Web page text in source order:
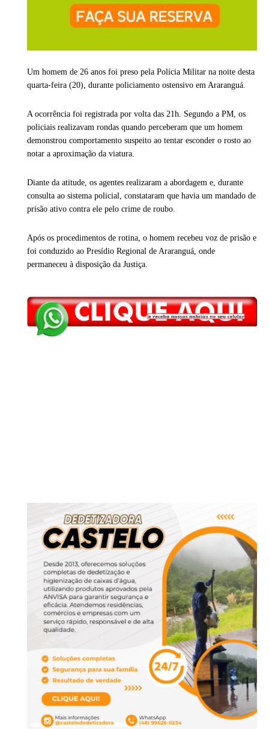
Um homem de 26 anos foi preso pela Polícia Militar na noite desta
quarta-feira (20), durante policiamento ostensivo em Araranguá.
A ocorrência foi registrada por volta das 21h. Segundo a PM, os
policiais realizavam rondas quando perceberam que um homem
demonstrou comportamento suspeito ao tentar esconder o rosto ao
notar a aproximação da viatura.
Diante da atitude, os agentes realizaram a abordagem e, durante
consulta ao sistema policial, constataram que havia um mandado de
prisão ativo contra ele pelo crime de roubo.
Após os procedimentos de rotina, o homem recebeu voz de prisão e
foi conduzido ao Presídio Regional de Araranguá, onde
permaneceu à disposição da Justiça.